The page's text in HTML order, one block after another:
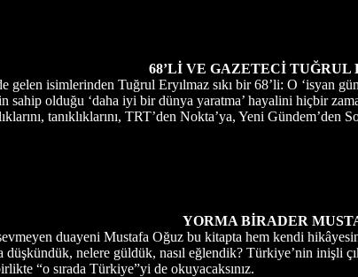
68’Lİ VE GAZETECİ TUĞRUL
gelen isimlerinden Tuğrul Eryılmaz sıkı bir 68’li: O ‘isyan
sahip olduğu ‘daha iyi bir dünya yaratma’ hayalini hiçbir
tanıklıklarını, TRT’den Nokta’ya, Yeni
YORMA BİRADER
duayeni Mustafa Oğuz bu kitapta hem kendi
düşkündük, nelere güldük, nasıl eğlendik? Türkiye’nin inişli
“o sırada Türkiye”yi de okuyacaksınız.